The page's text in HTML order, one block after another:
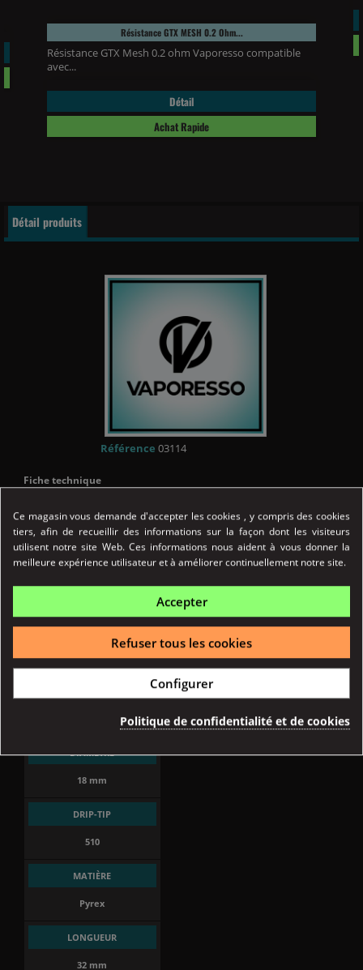
Résistance GTX MESH 0.2 Ohm...
Résistance GTX Mesh 0.2 ohm Vaporesso compatible
avec...
Détail
Achat Rapide
Détail produits
Référence 03114
Fiche technique
Indirecte
TYPE ATOMISEUR
CONTENANCE
3 ml
DIAMÈTRE
18 mm
DRIP-TIP
510
MATIÈRE
Pyrex
LONGUEUR
32 mm
Ce magasin vous demande d'accepter les cookies , y compris des cookies
tiers, afin de recueillir des informations sur la façon dont les visiteurs
utilisent notre site Web. Ces informations nous aident à vous donner la
meilleure expérience utilisateur et à améliorer continuellement notre site.
Accepter
Refuser tous les cookies
Configurer
Politique de confidentialité et de cookies